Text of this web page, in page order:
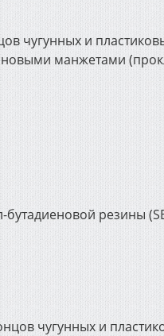
чугунных и
манжетами
резины
чугунных и